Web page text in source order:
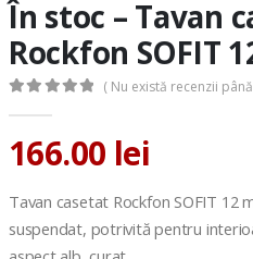
În stoc – Tavan
Rockfon SOFIT
( Nu există recenzii
166.00 lei
Tavan casetat Rockfon SOFIT 12
suspendat, potrivită pentru